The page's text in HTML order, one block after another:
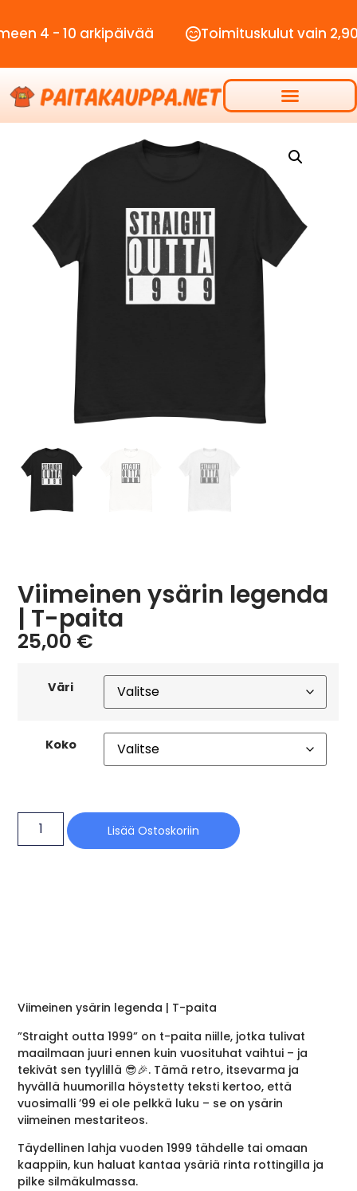
10 arkipäivää Toimituskulut vain 2,90€
Viimeinen ysärin legenda
| T-paita
25,00 €
Väri
Koko
Lisää Ostoskoriin
Viimeinen ysärin legenda | T-paita
”Straight outta 1999” on t-paita niille, jotka tulivat
maailmaan juuri ennen kuin vuosituhat vaihtui – ja
tekivät sen tyylillä 😎🎉. Tämä retro, itsevarma ja
hyvällä huumorilla höystetty teksti kertoo, että
vuosimalli ’99 ei ole pelkkä luku – se on ysärin
viimeinen mestariteos.
Täydellinen lahja vuoden 1999 tähdelle tai omaan
kaappiin, kun haluat kantaa ysäriä rinta rottingilla ja
pilke silmäkulmassa.